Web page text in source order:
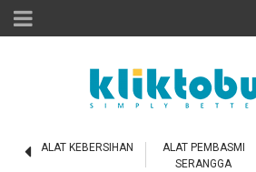
ALAT KEBERSIHAN
ALAT PEMBASMI
SERANGGA